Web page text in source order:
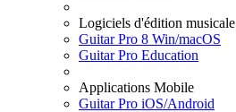
Logiciels d'édition musicale
Guitar Pro 8 Win/macOS
Guitar Pro Education
Applications Mobile
Guitar Pro iOS/Android